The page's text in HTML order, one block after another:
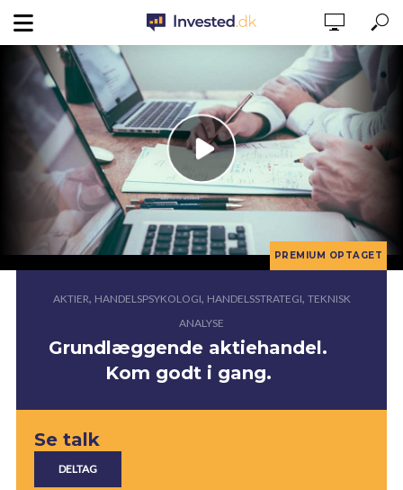
AKTIER, HANDELSPSYKOLOGI, HANDELSSTRATEGI, TEKNISK
ANALYSE
Grundlæggende aktiehandel.
Kom godt i gang.
Se talk